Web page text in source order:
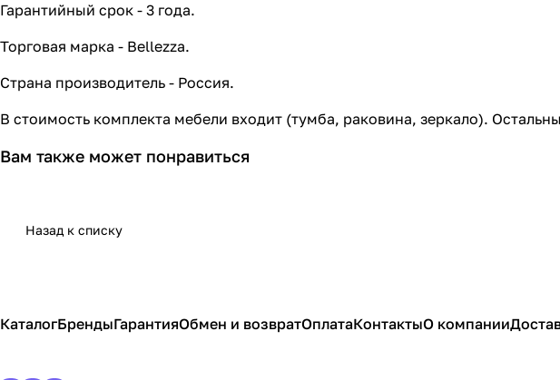
Гарантийный срок - 3 года.
Торговая марка - Bellezza.
Страна производитель - Россия.
В стоимость комплекта мебели входит (тумба, раковина, зеркало).
Вам также может понравиться
Назад к списку
КаталогБрендыГарантияОбмен и возвратОплатаКонтактыО компании